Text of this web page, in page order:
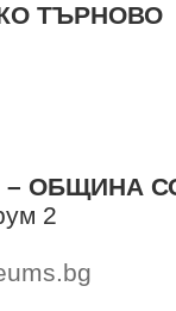
ТЪРНОВО
– ОБЩИНА
2